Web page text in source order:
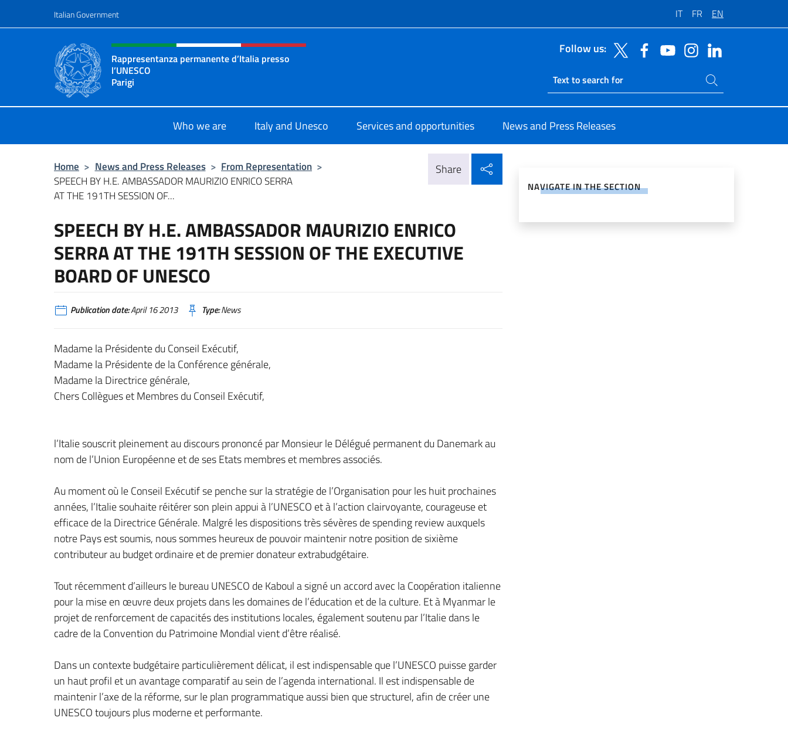
Italian Government IT FR EN
Header, social and menu of site
Rappresentanza permanente d’Italia presso
l’UNESCO
Parigi
Il sito ufficiale della Rappresentanza permanente d’Italia presso l’UNESCO Parigi
Follow us:
Ricerca sito live
Search on site
Who we are Italy and Unesco Services and opportunities News and Press Releases
Home > News and Press Releases > From Representation >
SPEECH BY H.E. AMBASSADOR MAURIZIO ENRICO SERRA
AT THE 191TH SESSION OF...
Share
SPEECH BY H.E. AMBASSADOR MAURIZIO ENRICO
SERRA AT THE 191TH SESSION OF THE EXECUTIVE
BOARD OF UNESCO
Publication date:April 16 2013 Type:News
Madame la Présidente du Conseil Exécutif,
Madame la Présidente de la Conférence générale,
Madame la Directrice générale,
Chers Collègues et Membres du Conseil Exécutif,
l’Italie souscrit pleinement au discours prononcé par Monsieur le Délégué permanent du Danemark au
nom de l’Union Européenne et de ses Etats membres et membres associés.
Au moment où le Conseil Exécutif se penche sur la stratégie de l’Organisation pour les huit prochaines
années, l’Italie souhaite réitérer son plein appui à l’UNESCO et à l’action clairvoyante, courageuse et
efficace de la Directrice Générale. Malgré les dispositions très sévères de spending review auxquels
notre Pays est soumis, nous sommes heureux de pouvoir maintenir notre position de sixième
contributeur au budget ordinaire et de premier donateur extrabudgétaire.
Tout récemment d’ailleurs le bureau UNESCO de Kaboul a signé un accord avec la Coopération italienne
pour la mise en œuvre deux projets dans les domaines de l’éducation et de la culture. Et à Myanmar le
projet de renforcement de capacités des institutions locales, également soutenu par l’Italie dans le
cadre de la Convention du Patrimoine Mondial vient d’être réalisé.
Dans un contexte budgétaire particulièrement délicat, il est indispensable que l’UNESCO puisse garder
un haut profil et un avantage comparatif au sein de l’agenda international. Il est indispensable de
maintenir l’axe de la réforme, sur le plan programmatique aussi bien que structurel, afin de créer une
UNESCO toujours plus moderne et performante.
NAVIGATE IN THE SECTION